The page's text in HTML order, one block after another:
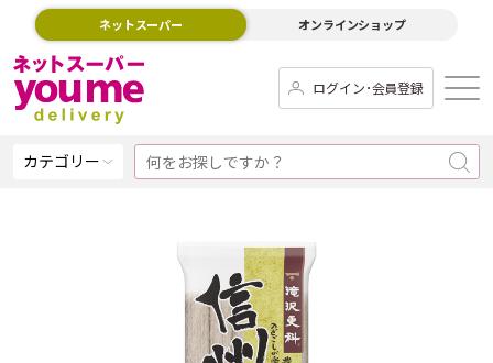
ネットスーパー オンラインショップ
ログイン･会員登録
カテゴリー